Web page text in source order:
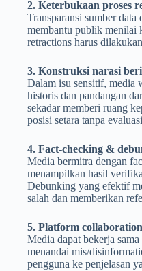
2. Keterbukaan proses
Transparansi sumber data
membantu publik menilai
retractions harus
3. Konstruksi narasi
Dalam isu sensitif, media
historis dan pandangan
sekadar memberi ruang
posisi setara tanpa
4. Fact-checking &
Media bermitra dengan
menampilkan hasil
Debunking yang efektif
salah dan memberikan
5. Platform collaboration
Media dapat bekerja
menandai mis/
pengguna ke penjelasan